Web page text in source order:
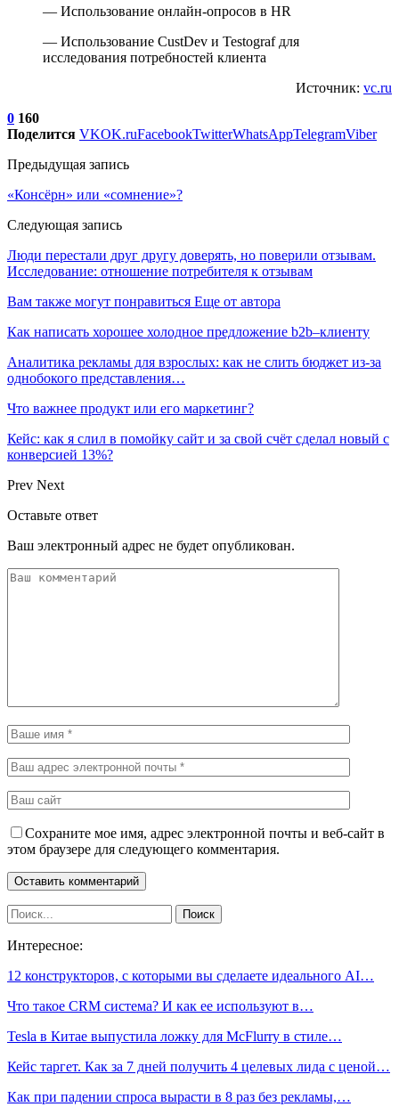
— Использование онлайн-опросов в HR
— Использование CustDev и Testograf для
исследования потребностей клиента
Источник: vc.ru
0 160
Поделится VKOK.ruFacebookTwitterWhatsAppTelegramViber
Предыдущая запись
«Консёрн» или «сомнение»?
Следующая запись
Люди перестали друг другу доверять, но поверили отзывам.
Исследование: отношение потребителя к отзывам
Вам также могут понравиться Еще от автора
Как написать хорошее холодное предложение b2b–клиенту
Аналитика рекламы для взрослых: как не слить бюджет из-за
однобокого представления…
Что важнее продукт или его маркетинг?
Кейс: как я слил в помойку сайт и за свой счёт сделал новый с
конверсией 13%?
Prev Next
Оставьте ответ
Ваш электронный адрес не будет опубликован.
Сохраните мое имя, адрес электронной почты и веб-сайт в
этом браузере для следующего комментария.
Интересное:
12 конструкторов, с которыми вы сделаете идеального AI…
Что такое CRM система? И как ее используют в…
Tesla в Китае выпустила ложку для McFlurry в стиле…
Кейс таргет. Как за 7 дней получить 4 целевых лида с ценой…
Как при падении спроса вырасти в 8 раз без рекламы,…